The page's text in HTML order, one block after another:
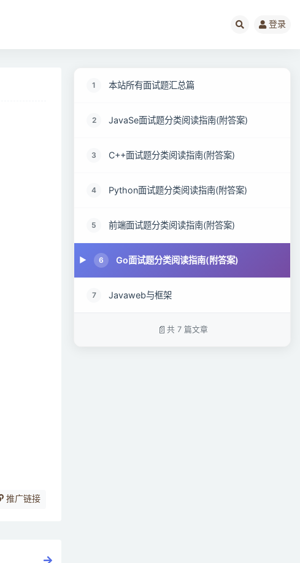
登录
推广链接
1 本站所有面试题汇总篇
2 JavaSe面试题分类阅读指南(附答案)
3 C++面试题分类阅读指南(附答案)
4 Python面试题分类阅读指南(附答案)
5 前端面试题分类阅读指南(附答案)
6 Go面试题分类阅读指南(附答案)
7 Javaweb与框架
共 7 篇文章